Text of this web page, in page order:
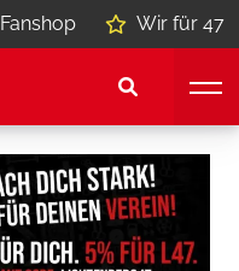
Fanshop Wir für 47